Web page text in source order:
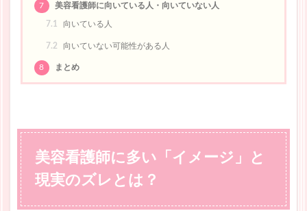
7 美容看護師に向いている人・向いていない人
7.1 向いている人
7.2 向いていない可能性がある人
8 まとめ
美容看護師に多い「イメージ」と
現実のズレとは？